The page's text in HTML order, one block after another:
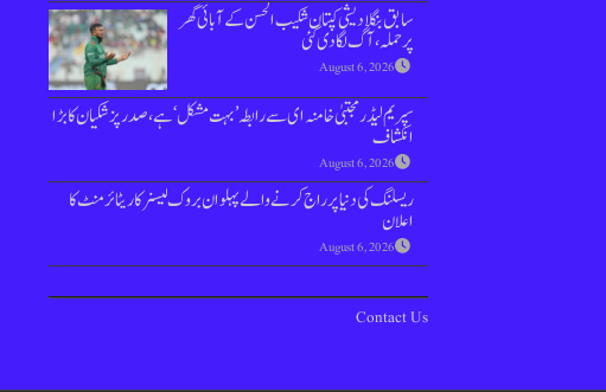
سابق بنگلادیشی کپتان شکیب الحسن کےآبائی گھر
پر حملہ، آگ لگا دی گئی
August 6, 2026
سپریم لیڈر مجتبیٰ خامنہ ای سے رابطہ ’بہت مشکل‘ ہے،صدر پزشکیان کا بڑا
انکشاف
August 6, 2026
ریسلنگ کی دنیا پر راج کرنے والے پہلوان بروک لیسنر کا ریٹائرمنٹ کا
اعلان
August 6, 2026
Contact Us